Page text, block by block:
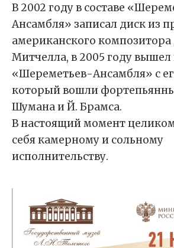
В 2002 году в составе
Ансамбля» записал диск из
американского
Митчелла, в 2005 году
«Шереметьев-Ансамбля» с
который вошли
Шумана и Й. Брамса.
В настоящий момент
себя камерному и сольному
исполнительству.